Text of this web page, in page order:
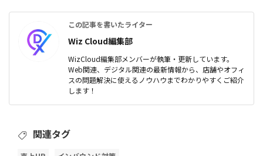
この記事を書いたライター
Wiz Cloud編集部
WizCloud編集部メンバーが執筆・更新しています。
Web関連、デジタル関連の最新情報から、店舗やオフィ
スの問題解決に使えるノウハウまでわかりやすくご紹介
します！
関連タグ